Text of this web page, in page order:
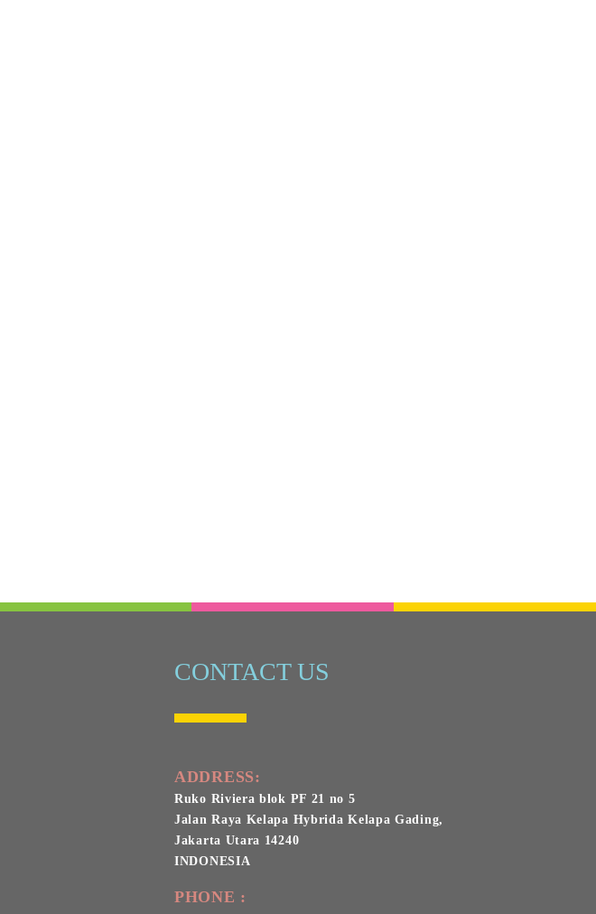
CONTACT US
ADDRESS:
Ruko Riviera blok PF 21 no 5
Jalan Raya Kelapa Hybrida Kelapa Gading,
Jakarta Utara 14240
INDONESIA
PHONE :